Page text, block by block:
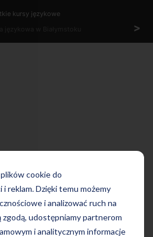
cookie do
reklam. Dzięki temu możemy
i analizować ruch na
udostępniamy partnerom
i analitycznym informacje
kursy językowe
>